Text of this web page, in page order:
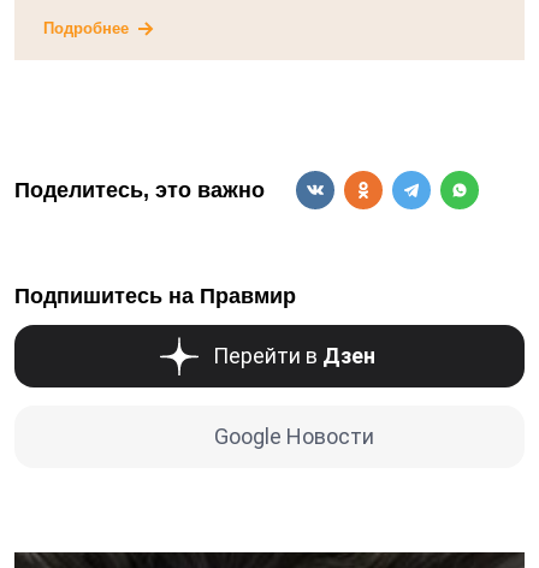
Подробнее
Поделитесь, это важно
Подпишитесь на Правмир
Перейти в Дзен
Google Новости